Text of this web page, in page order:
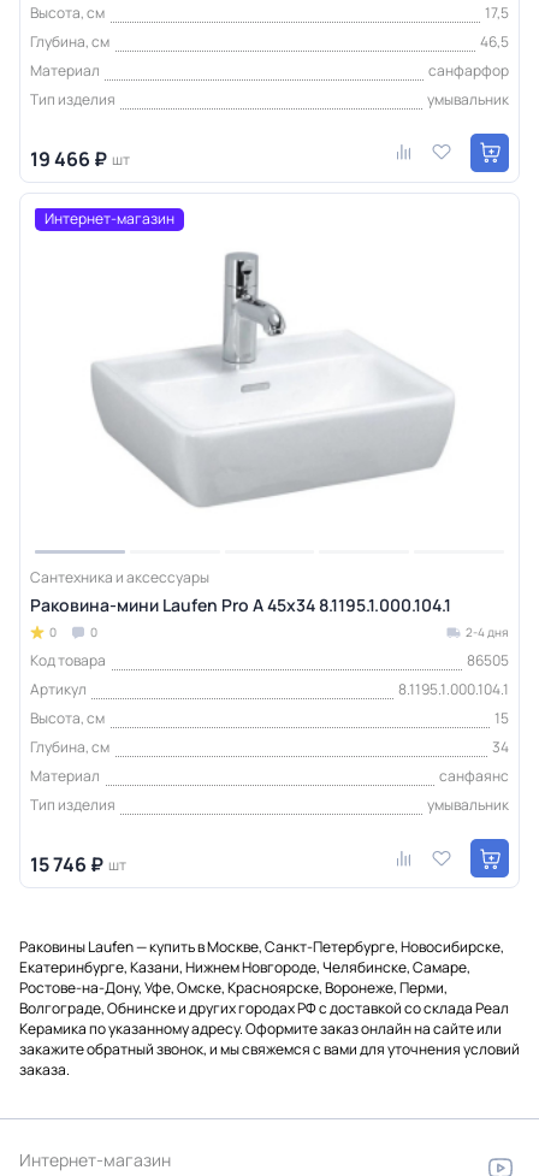
Высота, см
17,5
Глубина, см
46,5
Материал
санфарфор
Тип изделия
умывальник
19 466 ₽ шт
Интернет-магазин
Сантехника и аксессуары
Раковина-мини Laufen Pro A 45х34 8.1195.1.000.104.1
0 0 2-4 дня
Код товара
86505
Артикул
8.1195.1.000.104.1
Высота, см
15
Глубина, см
34
Материал
санфаянс
Тип изделия
умывальник
15 746 ₽ шт
Раковины Laufen — купить в Москве, Санкт-Петербурге, Новосибирске,
Екатеринбурге, Казани, Нижнем Новгороде, Челябинске, Самаре,
Ростове-на-Дону, Уфе, Омске, Красноярске, Воронеже, Перми,
Волгограде, Обнинске и других городах РФ с доставкой со склада Реал
Керамика по указанному адресу. Оформите заказ онлайн на сайте или
закажите обратный звонок, и мы свяжемся с вами для уточнения условий
заказа.
Интернет-магазин